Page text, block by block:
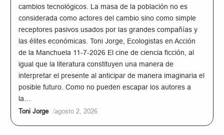
cambios tecnológicos. La masa de la población no es
considerada como actores del cambio sino como simple
receptores pasivos usados por las grandes compañías y
las élites económicas. Toni Jorge, Ecologistas en Acción
de la Manchuela 11-7-2026 El cine de ciencia ficción, al
igual que la literatura constituyen una manera de
interpretar el presente al anticipar de manera imaginaria el
posible futuro. Como no pueden escapar los autores a
la…
Toni Jorge /agosto 2, 2026